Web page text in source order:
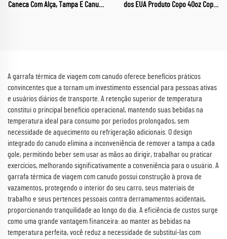
Caneca Com Alça, Tampa E Canudo
dos EUA Produto Copo 40oz Copo
A garrafa térmica de viagem com canudo oferece benefícios práticos
convincentes que a tornam um investimento essencial para pessoas ativas
e usuários diários de transporte. A retenção superior de temperatura
constitui o principal benefício operacional, mantendo suas bebidas na
temperatura ideal para consumo por períodos prolongados, sem
necessidade de aquecimento ou refrigeração adicionais. O design
integrado do canudo elimina a inconveniência de remover a tampa a cada
gole, permitindo beber sem usar as mãos ao dirigir, trabalhar ou praticar
exercícios, melhorando significativamente a conveniência para o usuário. A
garrafa térmica de viagem com canudo possui construção à prova de
vazamentos, protegendo o interior do seu carro, seus materiais de
trabalho e seus pertences pessoais contra derramamentos acidentais,
proporcionando tranquilidade ao longo do dia. A eficiência de custos surge
como uma grande vantagem financeira: ao manter as bebidas na
temperatura perfeita, você reduz a necessidade de substituí-las com